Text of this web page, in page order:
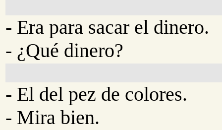
- Era para sacar el dinero.
- ¿Qué dinero?
- El del pez de colores.
- Mira bien.